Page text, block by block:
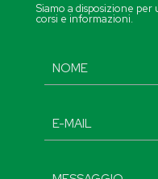
Siamo a disposizione
corsi e informazioni.